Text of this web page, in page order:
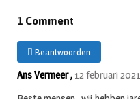
1 Comment
Beantwoorden
Ans Vermeer , 12 februari